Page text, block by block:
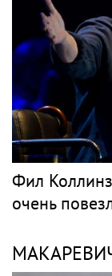
Фил
очень